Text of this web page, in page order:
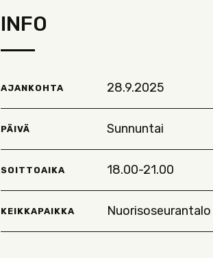
INFO
AJANKOHTA 28.9.2025
PÄIVÄ Sunnuntai
SOITTOAIKA 18.00-21.00
KEIKKAPAIKKA